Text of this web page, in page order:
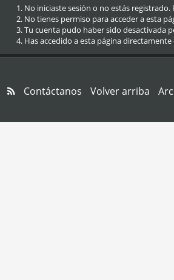
No iniciaste sesión o no estás
No tienes permiso para acceder a esta
Tu cuenta pudo haber sido desactivada
Has accedido a esta página
Contáctanos Volver arriba